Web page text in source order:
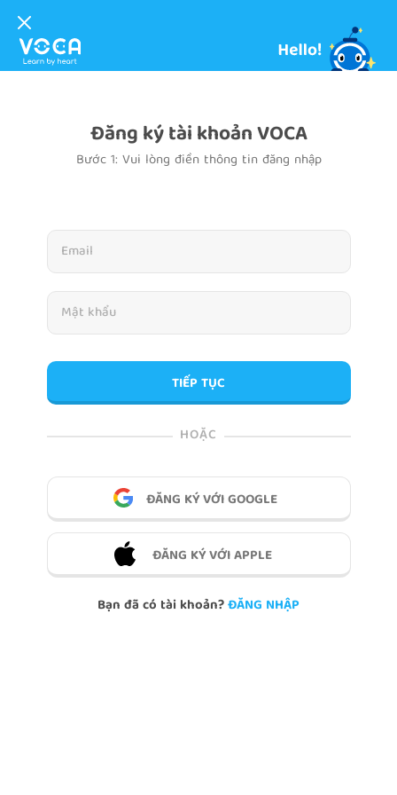
Đăng ký tài khoản VOCA
Bước 1: Vui lòng điền thông tin đăng nhập
TIẾP TỤC
HOẶC
ĐĂNG KÝ VỚI GOOGLE
ĐĂNG KÝ VỚI APPLE
Bạn đã có tài khoản?ĐĂNG NHẬP